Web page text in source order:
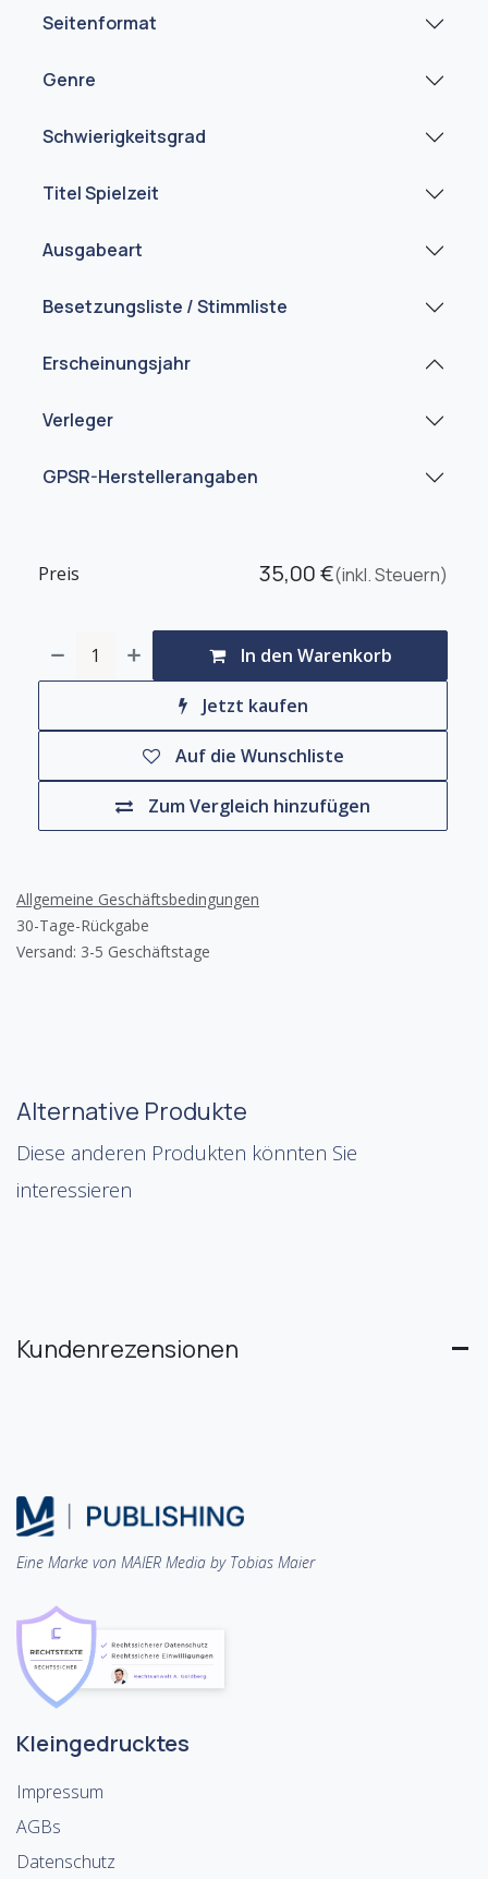
Seitenformat
Genre
Schwierigkeitsgrad
Titel Spielzeit
Ausgabeart
Besetzungsliste / Stimmliste
Erscheinungsjahr
Verleger
GPSR-Herstellerangaben
In den Warenkorb
Jetzt kaufen
Zum Vergleich hinzufügen
Auf die Wunschliste
Preis 35,00€(inkl. Steuern)
Allgemeine Geschäftsbedingungen
30-Tage-Rückgabe
Versand: 3-5 Geschäftstage
Alternative Produkte
Diese anderen Produkten könnten Sie
interessieren
Kundenrezensionen
Eine Marke von MAIER Media by Tobias Maier
Kleingedrucktes
Impressum
AGBs
Datenschutz